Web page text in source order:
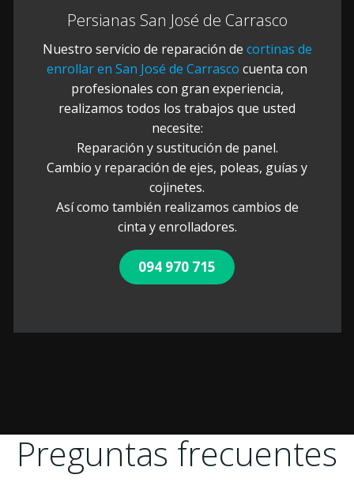
Persianas San José de Carrasco
Nuestro servicio de reparación de cortinas de
enrollar en San José de Carrasco cuenta con
profesionales con gran experiencia,
realizamos todos los trabajos que usted
necesite:
Reparación y sustitución de panel.
Cambio y reparación de ejes, poleas, guías y
cojinetes.
Así como también realizamos cambios de
cinta y enrolladores.
094 970 715
Preguntas frecuentes